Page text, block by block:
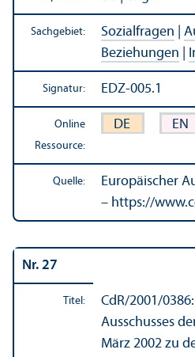
Sachgebiet: Sozialfragen
Beziehungen
Signatur: EDZ-005.1
Online
Ressource:
DE EN
Quelle:
Europäischer
– https://
Nr. 27
Titel: CdR/2001/
Ausschusses
März 2002 zu